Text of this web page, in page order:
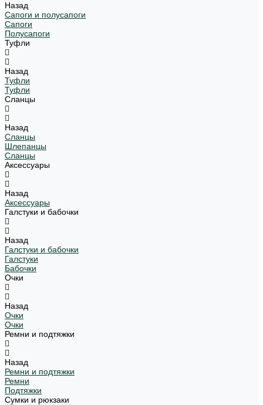
Назад
Сапоги и полусапоги
Сапоги
Полусапоги
Туфли
Назад
Туфли
Туфли
Сланцы
Назад
Сланцы
Шлепанцы
Сланцы
Аксессуары
Назад
Аксессуары
Галстуки и бабочки
Назад
Галстуки и бабочки
Галстуки
Бабочки
Очки
Назад
Очки
Очки
Ремни и подтяжки
Назад
Ремни и подтяжки
Ремни
Подтяжки
Сумки и рюкзаки